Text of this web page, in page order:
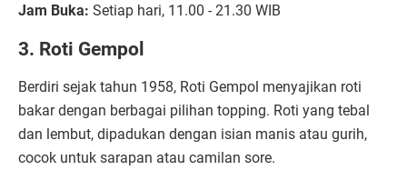
Jam Buka: Setiap hari, 11.00 - 21.30 WIB
3. Roti Gempol
Berdiri sejak tahun 1958, Roti Gempol menyajikan roti
bakar dengan berbagai pilihan topping. Roti yang tebal
dan lembut, dipadukan dengan isian manis atau gurih,
cocok untuk sarapan atau camilan sore.